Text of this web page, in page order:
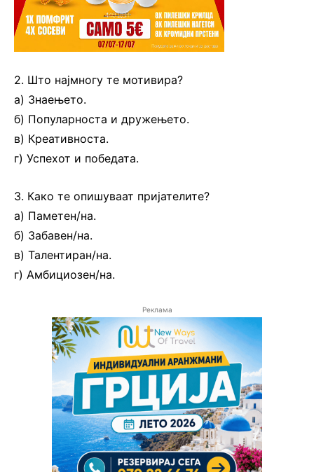
2. Што најмногу те мотивира?
а) Знаењето.
б) Популарноста и дружењето.
в) Креативноста.
г) Успехот и победата.
3. Како те опишуваат пријателите?
а) Паметен/на.
б) Забавен/на.
в) Талентиран/на.
г) Амбициозен/на.
Реклама